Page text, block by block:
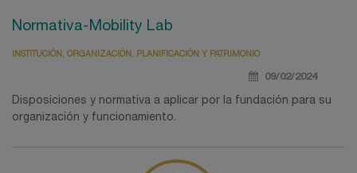
Normativa-Mobility Lab
INSTITUCIÓN, ORGANIZACIÓN, PLANIFICACIÓN Y PATRIMONIO
09/02/2024
Disposiciones y normativa a aplicar por la fundación para su
organización y funcionamiento.